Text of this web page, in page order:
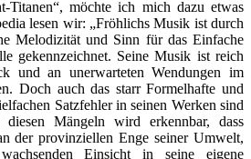
Titanen“, möchte ich mich dazu etwas
lesen wir: „Fröhlichs Musik ist durch
Melodizität und Sinn für das Einfache
gekennzeichnet. Seine Musik ist reich
und an unerwarteten Wendungen im
Doch auch das starr Formelhafte und
Satzfehler in seinen Werken sind
Mängeln wird erkennbar, dass
der provinziellen Enge seiner Umwelt,
Einsicht in seine eigene